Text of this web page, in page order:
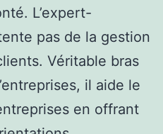
L’expert-
pas de la gestion
Véritable bras
il aide le
en offrant